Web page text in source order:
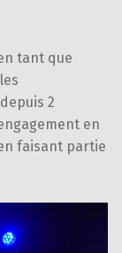
tant que
2
en
faisant partie